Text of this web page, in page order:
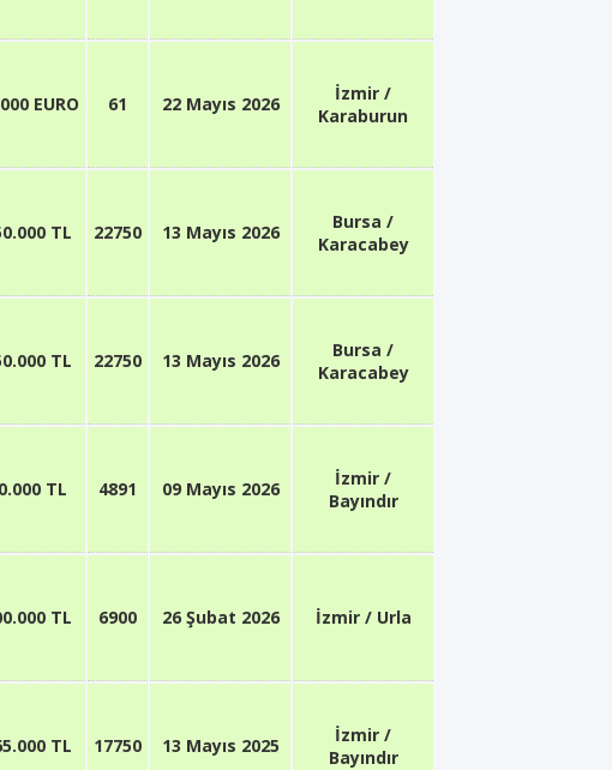
EURO 61 22 Mayıs 2026
İzmir /
Karaburun
TL 22750 13 Mayıs 2026
Bursa /
Karacabey
TL 22750 13 Mayıs 2026
Bursa /
Karacabey
TL 4891 09 Mayıs 2026
İzmir /
Bayındır
TL 6900 26 Şubat 2026 İzmir / Urla
TL 17750 13 Mayıs 2025
İzmir /
Bayındır